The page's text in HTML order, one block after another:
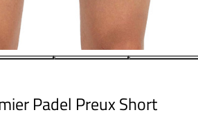
Padel Preux Short